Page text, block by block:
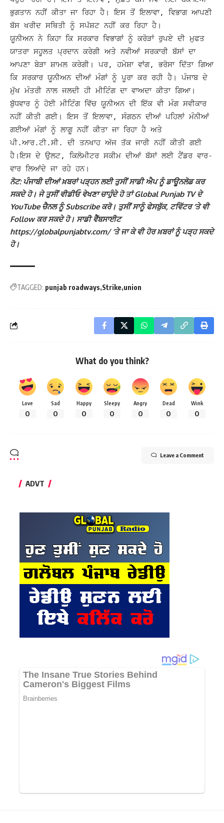
ਭੁਗਤਾਨ ਨਹੀਂ ਕੀਤਾ ਜਾ ਰਿਹਾ ਹੈ। ਇਸ ਤੋਂ ਇਲਾਵਾ, ਵਿਭਾਗ ਆਪਣੀ
ਬੱਸ ਖਰੀਦ ਸਥਿਤੀ ਨੂੰ ਸਪੱਸ਼ਟ ਨਹੀਂ ਕਰ ਰਿਹਾ ਹੈ।
ਯੂਨੀਅਨ ਨੇ ਕਿਹਾ ਕਿਸਰਕਾਰ ਵਿਭਾਗਾਂ ਨੂੰ ਕਰੋੜਾਂ ਰੁਪਏ ਦੀ ਮੁਫਤ
ਯਾਤਰਾ ਸਹੂਲਤ ਪ੍ਰਦਾਨ ਕਰੇਗੀ ਅਤੇ ਨਵੀਆਂ ਸਰਕਾਰੀ ਬੱਸਾਂ ਦਾ
ਆਪਣਾ ਬੇੜਾ ਸ਼ਾਮਲ ਕਰੇਗੀ। ਪਰ, ਹਮੇਸ਼ਾ ਵਾਂਗ, ਭਰੋਸਾ ਦਿੱਤਾ ਗਿਆ
ਕਿ ਸਰਕਾਰ ਯੂਨੀਅਨ ਦੀਆਂ ਮੰਗਾਂ ਨੂੰ ਪੂਰਾ ਕਰ ਰਹੀ ਹੈ। ਪੰਜਾਬ ਦੇ
ਮੁੱਖ ਮੰਤਰੀ ਨਾਲ ਜਲਦੀ ਹੀ ਮੀਟਿੰਗ ਦਾ ਵਾਅਦਾ ਕੀਤਾ ਗਿਆ।
ਬੁੱਧਵਾਰ ਨੂੰ ਹੋਈ ਮੀਟਿੰਗ ਵਿੱਚ ਯੂਨੀਅਨ ਦੀ ਇੱਕ ਵੀ ਮੰਗ ਸਵੀਕਾਰ
ਨਹੀਂ ਕੀਤੀ ਗਈ।ਇਸ ਤੋਂ ਇਲਾਵਾ, ਸੰਗਠਨ ਦੀਆਂ ਪਹਿਲਾਂ ਮੰਨੀਆਂ
ਗਈਆਂ ਮੰਗਾਂ ਨੂੰ ਲਾਗੂ ਨਹੀਂ ਕੀਤਾ ਜਾ ਰਿਹਾ ਹੈ ਅਤੇ
ਪੀ.ਆਰ.ਟੀ.ਸੀ. ਦੀ ਤਨਖਾਹ ਅੱਜ ਤੱਕ ਜਾਰੀ ਨਹੀਂ ਕੀਤੀ ਗਈ
ਹੈ।ਇਸ ਦੇ ਉਲਟ, ਕਿਲੋਮੀਟਰ ਸਕੀਮ ਦੀਆਂ ਬੱਸਾਂ ਲਈ ਟੈਂਡਰ ਵਾਰ-
ਵਾਰ ਲਿਆਂਦੇ ਜਾ ਰਹੇ ਹਨ।
ਨੋਟ: ਪੰਜਾਬੀ ਦੀਆਂ ਖ਼ਬਰਾਂ ਪੜ੍ਹਨ ਲਈ ਤੁਸੀਂ ਸਾਡੀ ਐਪ ਨੂੰ ਡਾਊਨਲੋਡ ਕਰ
ਸਕਦੇ ਹੋ। ਜੇ ਤੁਸੀਂ ਵੀਡੀਓ ਵੇਖਣਾ ਚਾਹੁੰਦੇ ਹੋ ਤਾਂ Global Punjab TV ਦੇ
YouTube ਚੈਨਲ ਨੂੰ Subscribe ਕਰੋ। ਤੁਸੀਂ ਸਾਨੂੰ ਫੇਸਬੁੱਕ, ਟਵਿੱਟਰ ‘ਤੇ ਵੀ
Follow ਕਰ ਸਕਦੇ ਹੋ। ਸਾਡੀ ਵੈੱਬਸਾਈਟ
https://globalpunjabtv.com/ ‘ਤੇ ਜਾ ਕੇ ਵੀ ਹੋਰ ਖ਼ਬਰਾਂ ਨੂੰ ਪੜ੍ਹ ਸਕਦੇ
ਹੋ।
TAGGED: punjab roadways Strike union
What do you think?
Love
0
Sad
0
Happy
0
Sleepy
0
Angry
0
Dead
0
Wink
0
Leave a Comment
ADVT